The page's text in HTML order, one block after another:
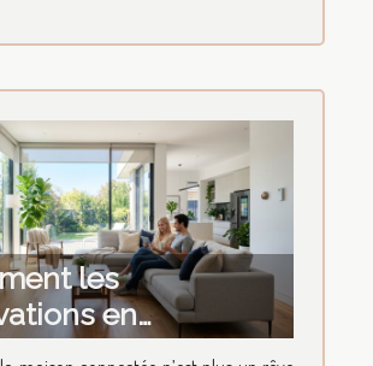
les
en